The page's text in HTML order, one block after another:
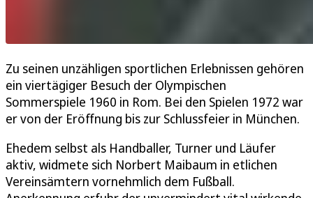
Zu seinen unzähligen sportlichen Erlebnissen gehören
ein viertägiger Besuch der Olympischen
Sommerspiele 1960 in Rom. Bei den Spielen 1972 war
er von der Eröffnung bis zur Schlussfeier in München.
Ehedem selbst als Handballer, Turner und Läufer
aktiv, widmete sich Norbert Maibaum in etlichen
Vereinsämtern vornehmlich dem Fußball.